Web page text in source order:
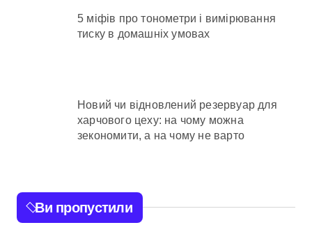
5 міфів про тонометри і вимірювання
тиску в домашніх умовах
Новий чи відновлений резервуар для
харчового цеху: на чому можна
зекономити, а на чому не варто
Ви пропустили